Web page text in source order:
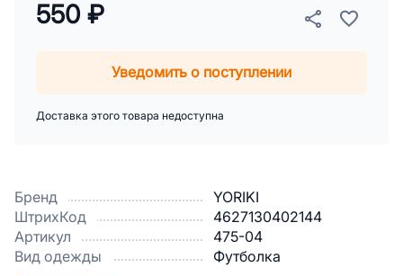
Бренд
YORIKI
ШтрихКод
4627130402144
Артикул
475-04
Вид одежды
Футболка
550 ₽
Уведомить о поступлении
Доставка этого товара недоступна